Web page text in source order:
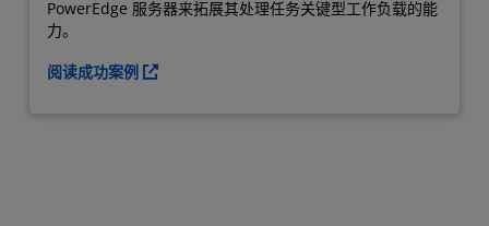
PowerEdge 服务器来拓展其处理任务关键型工作负载的能
力。
阅读成功案例